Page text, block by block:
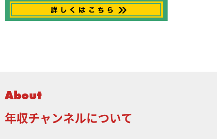
About
年収チャンネルについて